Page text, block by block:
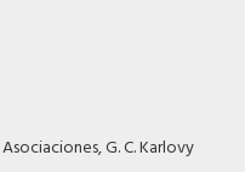
G. C. Karlovy